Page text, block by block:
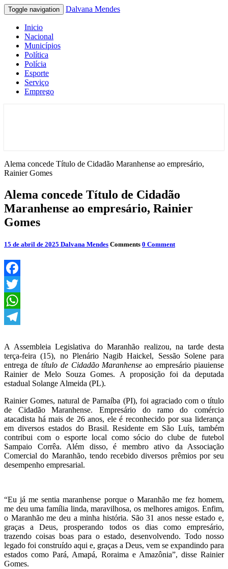
Toggle navigation Dalvana Mendes
Inicio
Nacional
Municípios
Política
Polícia
Esporte
Serviço
Emprego
Alema concede Título de Cidadão Maranhense ao empresário,
Rainier Gomes
Alema concede Título de Cidadão
Maranhense ao empresário, Rainier
Gomes
15 de abril de 2025 Dalvana Mendes Comments 0 Comment
Facebook
Twitter
WhatsApp
A Assembleia Legislativa do Maranhão realizou, na tarde desta
terça-feira (15), no Plenário Nagib Haickel, Sessão Solene para
entrega de título de Cidadão Maranhense ao empresário piauiense
Rainier de Melo Souza Gomes. A proposição foi da deputada
estadual Solange Almeida (PL).
Rainier Gomes, natural de Parnaíba (PI), foi agraciado com o título
de Cidadão Maranhense. Empresário do ramo do comércio
atacadista há mais de 26 anos, ele é reconhecido por sua liderança
em diversos estados do Brasil. Residente em São Luís, também
contribui com o esporte local como sócio do clube de futebol
Sampaio Corrêa. Além disso, é membro ativo da Associação
Comercial do Maranhão, tendo recebido diversos prêmios por seu
desempenho empresarial.
“Eu já me sentia maranhense porque o Maranhão me fez homem,
me deu uma família linda, maravilhosa, os melhores amigos. Enfim,
o Maranhão me deu a minha história. São 31 anos nesse estado e,
graças a Deus, prosperando todos os dias como empresário,
trazendo coisas boas para o estado, desenvolvendo. Todo nosso
legado foi construído aqui e, graças a Deus, vem se expandindo para
estados como Pará, Amapá, Roraima e Amazônia”, disse Rainier
Gomes.